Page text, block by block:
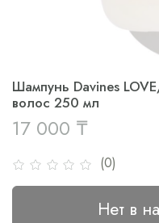
(0)
Шампунь Davines
волос 250 мл
17 000 ₸
Нет в